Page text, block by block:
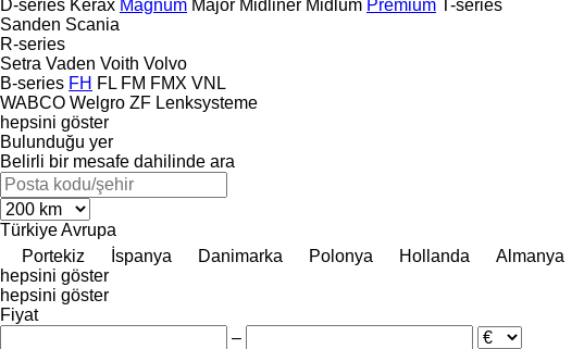
D-series Kerax Magnum Major Midliner Midlum Premium
T-series
Sanden Scania
R-series
Setra Vaden Voith Volvo
B-series FH FL FM FMX VNL
WABCO Welgro ZF Lenksysteme
hepsini göster
Bulunduğu yer
Belirli bir mesafe dahilinde ara
TürkiyeAvrupa
Portekiz
İspanya Danimarka Polonya Hollanda Almanya
hepsini göster
hepsini göster
Fiyat
–